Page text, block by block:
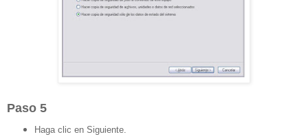
Paso 5
Haga clic en Siguiente.